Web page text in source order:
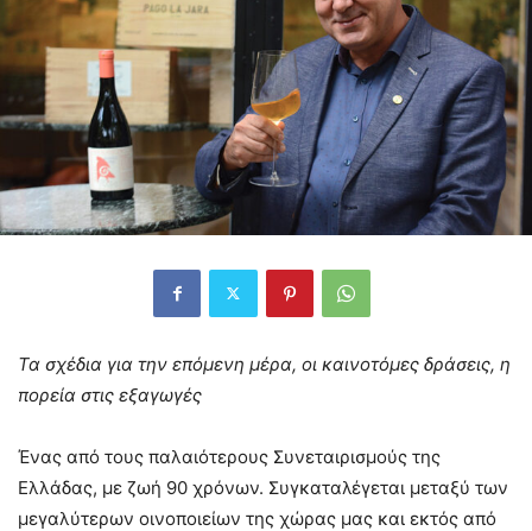
Τα σχέδια για την επόμενη μέρα, οι καινοτόμες δράσεις, η
πορεία στις εξαγωγές
Ένας από τους παλαιότερους Συνεταιρισμούς της
Ελλάδας, με ζωή 90 χρόνων. Συγκαταλέγεται μεταξύ των
μεγαλύτερων οινοποιείων της χώρας μας και εκτός από